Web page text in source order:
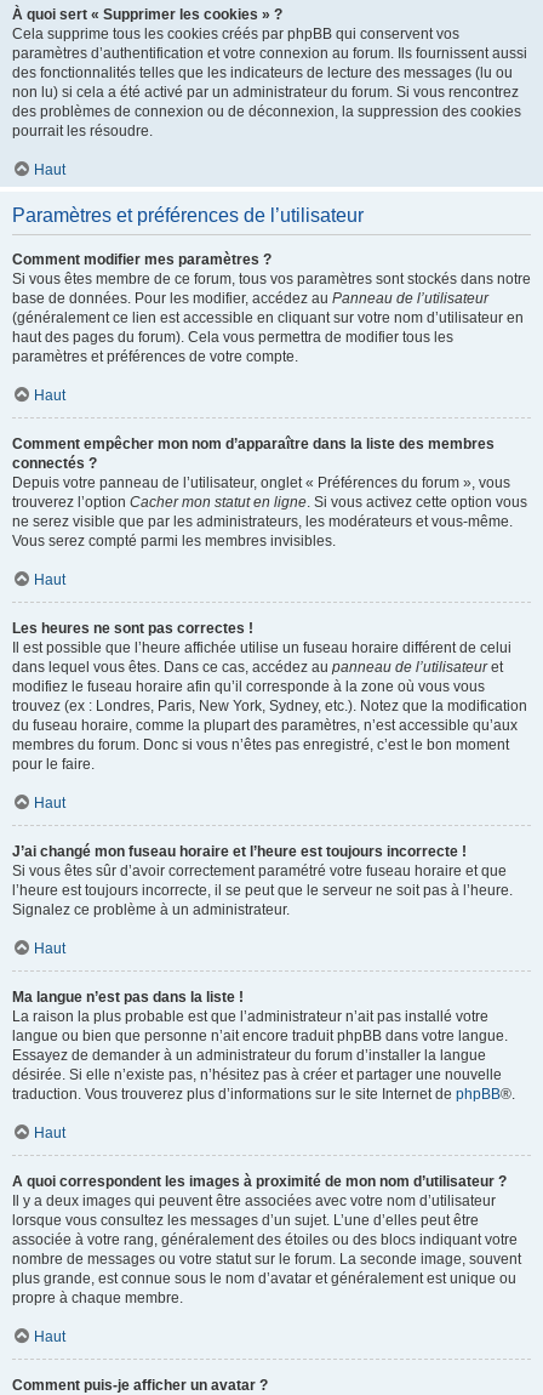
À quoi sert « Supprimer les cookies » ?
Cela supprime tous les cookies créés par phpBB qui conservent vos
paramètres d’authentification et votre connexion au forum. Ils fournissent aussi
des fonctionnalités telles que les indicateurs de lecture des messages (lu ou
non lu) si cela a été activé par un administrateur du forum. Si vous rencontrez
des problèmes de connexion ou de déconnexion, la suppression des cookies
pourrait les résoudre.
Haut
Paramètres et préférences de l’utilisateur
Comment modifier mes paramètres ?
Si vous êtes membre de ce forum, tous vos paramètres sont stockés dans notre
base de données. Pour les modifier, accédez au Panneau de l’utilisateur
(généralement ce lien est accessible en cliquant sur votre nom d’utilisateur en
haut des pages du forum). Cela vous permettra de modifier tous les
paramètres et préférences de votre compte.
Haut
Comment empêcher mon nom d’apparaître dans la liste des membres
connectés ?
Depuis votre panneau de l’utilisateur, onglet « Préférences du forum », vous
trouverez l’option Cacher mon statut en ligne. Si vous activez cette option vous
ne serez visible que par les administrateurs, les modérateurs et vous-même.
Vous serez compté parmi les membres invisibles.
Haut
Les heures ne sont pas correctes !
Il est possible que l’heure affichée utilise un fuseau horaire différent de celui
dans lequel vous êtes. Dans ce cas, accédez au panneau de l’utilisateuret
modifiez le fuseau horaire afin qu’il corresponde à la zone où vous vous
trouvez (ex : Londres, Paris, New York, Sydney, etc.). Notez que la modification
du fuseau horaire, comme la plupart des paramètres, n’est accessible qu’aux
membres du forum. Donc si vous n’êtes pas enregistré, c’est le bon moment
pour le faire.
Haut
J’ai changé mon fuseau horaire et l’heure est toujours incorrecte !
Si vous êtes sûr d’avoir correctement paramétré votre fuseau horaire et que
l’heure est toujours incorrecte, il se peut que le serveur ne soit pas à l’heure.
Signalez ce problème à un administrateur.
Haut
Ma langue n’est pas dans la liste !
La raison la plus probable est que l’administrateur n’ait pas installé votre
langue ou bien que personne n’ait encore traduit phpBB dans votre langue.
Essayez de demander à un administrateur du forum d’installer la langue
désirée. Si elle n’existe pas, n’hésitez pas à créer et partager une nouvelle
traduction. Vous trouverez plus d’informations sur le site Internet de phpBB®.
Haut
A quoi correspondent les images à proximité de mon nom d’utilisateur ?
Il y a deux images qui peuvent être associées avec votre nom d’utilisateur
lorsque vous consultez les messages d’un sujet. L’une d’elles peut être
associée à votre rang, généralement des étoiles ou des blocs indiquant votre
nombre de messages ou votre statut sur le forum. La seconde image, souvent
plus grande, est connue sous le nom d’avatar et généralement est unique ou
propre à chaque membre.
Haut
Comment puis-je afficher un avatar ?